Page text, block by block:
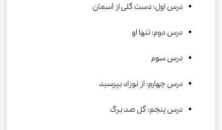
درس اول: دست گلی از آسمان
درس دوم: تنها او
درس سوم
درس چهارم: از نوزاد بپرسید
درس پنجم: گل صد برگ